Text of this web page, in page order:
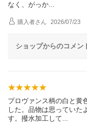
なく、がっか
購入者さん 2026/07/23
ショップからのコメン
プロヴァンス柄の白と黄
した。品物は思っていた
す。撥水加工して